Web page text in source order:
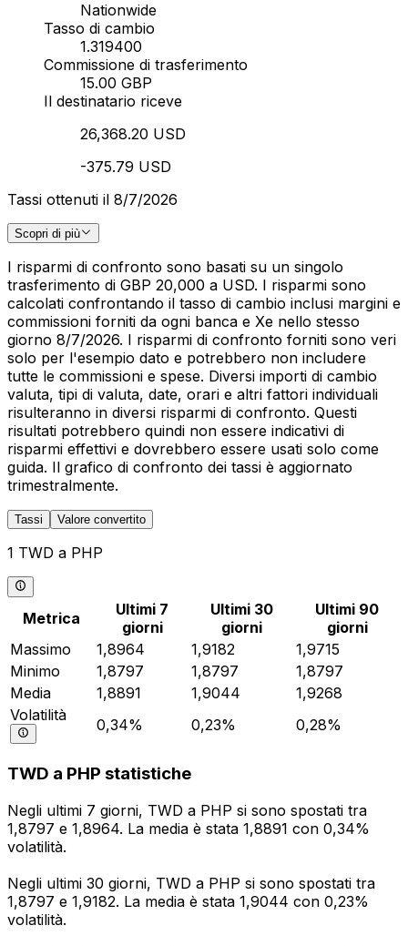
Nationwide
Tasso di cambio
1.319400
Commissione di trasferimento
15.00 GBP
Il destinatario riceve
26,368.20 USD
-375.79 USD
Tassi ottenuti il 8/7/2026
Scopri di più
I risparmi di confronto sono basati su un singolo
trasferimento di GBP 20,000 a USD. I risparmi sono
calcolati confrontando il tasso di cambio inclusi margini e
commissioni forniti da ogni banca e Xe nello stesso
giorno 8/7/2026. I risparmi di confronto forniti sono veri
solo per l'esempio dato e potrebbero non includere
tutte le commissioni e spese. Diversi importi di cambio
valuta, tipi di valuta, date, orari e altri fattori individuali
risulteranno in diversi risparmi di confronto. Questi
risultati potrebbero quindi non essere indicativi di
risparmi effettivi e dovrebbero essere usati solo come
guida. Il grafico di confronto dei tassi è aggiornato
trimestralmente.
Tassi Valore convertito
1 TWD a PHP
Metrica
Ultimi 7
giorni
Ultimi 30
giorni
Ultimi 90
giorni
Massimo
1,8964 1,9182
1,9715
Minimo
1,8797 1,8797
1,8797
Media
1,8891 1,9044
1,9268
Volatilità
0,34% 0,23% 0,28%
TWD a PHP statistiche
Negli ultimi 7 giorni, TWD a PHP si sono spostati tra
1,8797 e 1,8964. La media è stata 1,8891 con 0,34%
volatilità.
Negli ultimi 30 giorni, TWD a PHP si sono spostati tra
1,8797 e 1,9182. La media è stata 1,9044 con 0,23%
volatilità.